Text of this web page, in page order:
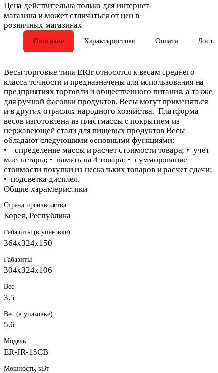
Цена действительна только для интернет-
магазина и может отличаться от цен в
розничных магазинах
Описание Характеристики Оплата
Весы торговые типа ERJr относятся к весам среднего
класса точности и предназначены для использования на
предприятиях торговли и общественного питания, а также
для ручной фасовки продуктов. Весы могут применяться
и в других отраслях народного хозяйства. Платформа
весов изготовлена из пластмассы с покрытием из
нержавеющей стали для пищевых продуктов Весы
обладают следующими основными функциями:
• определение массы и расчет стоимости товара; • учет
массы тары; • память на 4 товара; • суммирование
стоимости покупки из нескольких товаров и расчет сдачи;
• подсветка дисплея.
Общие характеристики
Страна производства
Корея, Республика
Габариты (в упаковке)
364х324х150
Габариты
304х324х106
Вес
3.5
Вес (в упаковке)
5.6
Модель
ER-JR-15CB
Мощность, кВт